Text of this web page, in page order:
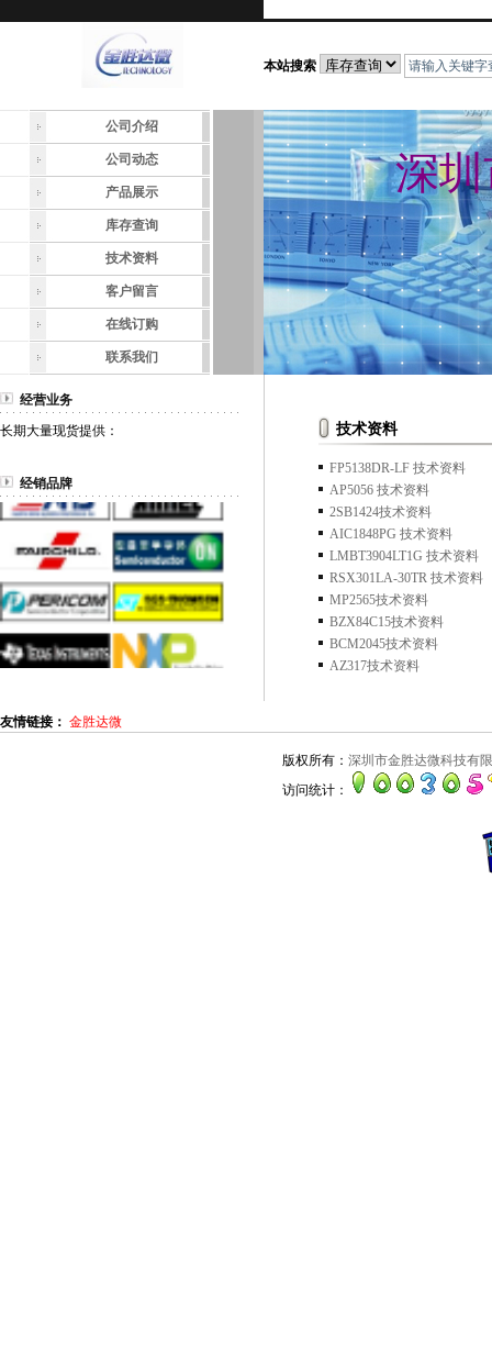
本站搜索
公司介绍
公司动态
产品展示
库存查询
技术资料
客户留言
在线订购
联系我们
深
经营业务
长期大量现货提供：
经销品牌
技术资料
FP5138DR-LF 技术资料
AP5056 技术资料
2SB1424技术资料
AIC1848PG 技术资料
LMBT3904LT1G 技术资料
RSX301LA-30TR 技术资料
MP2565技术资料
BZX84C15技术资料
BCM2045技术资料
AZ317技术资料
友情链接： 金胜达微
版权所有：深圳市金胜达微科技有
访问统计：